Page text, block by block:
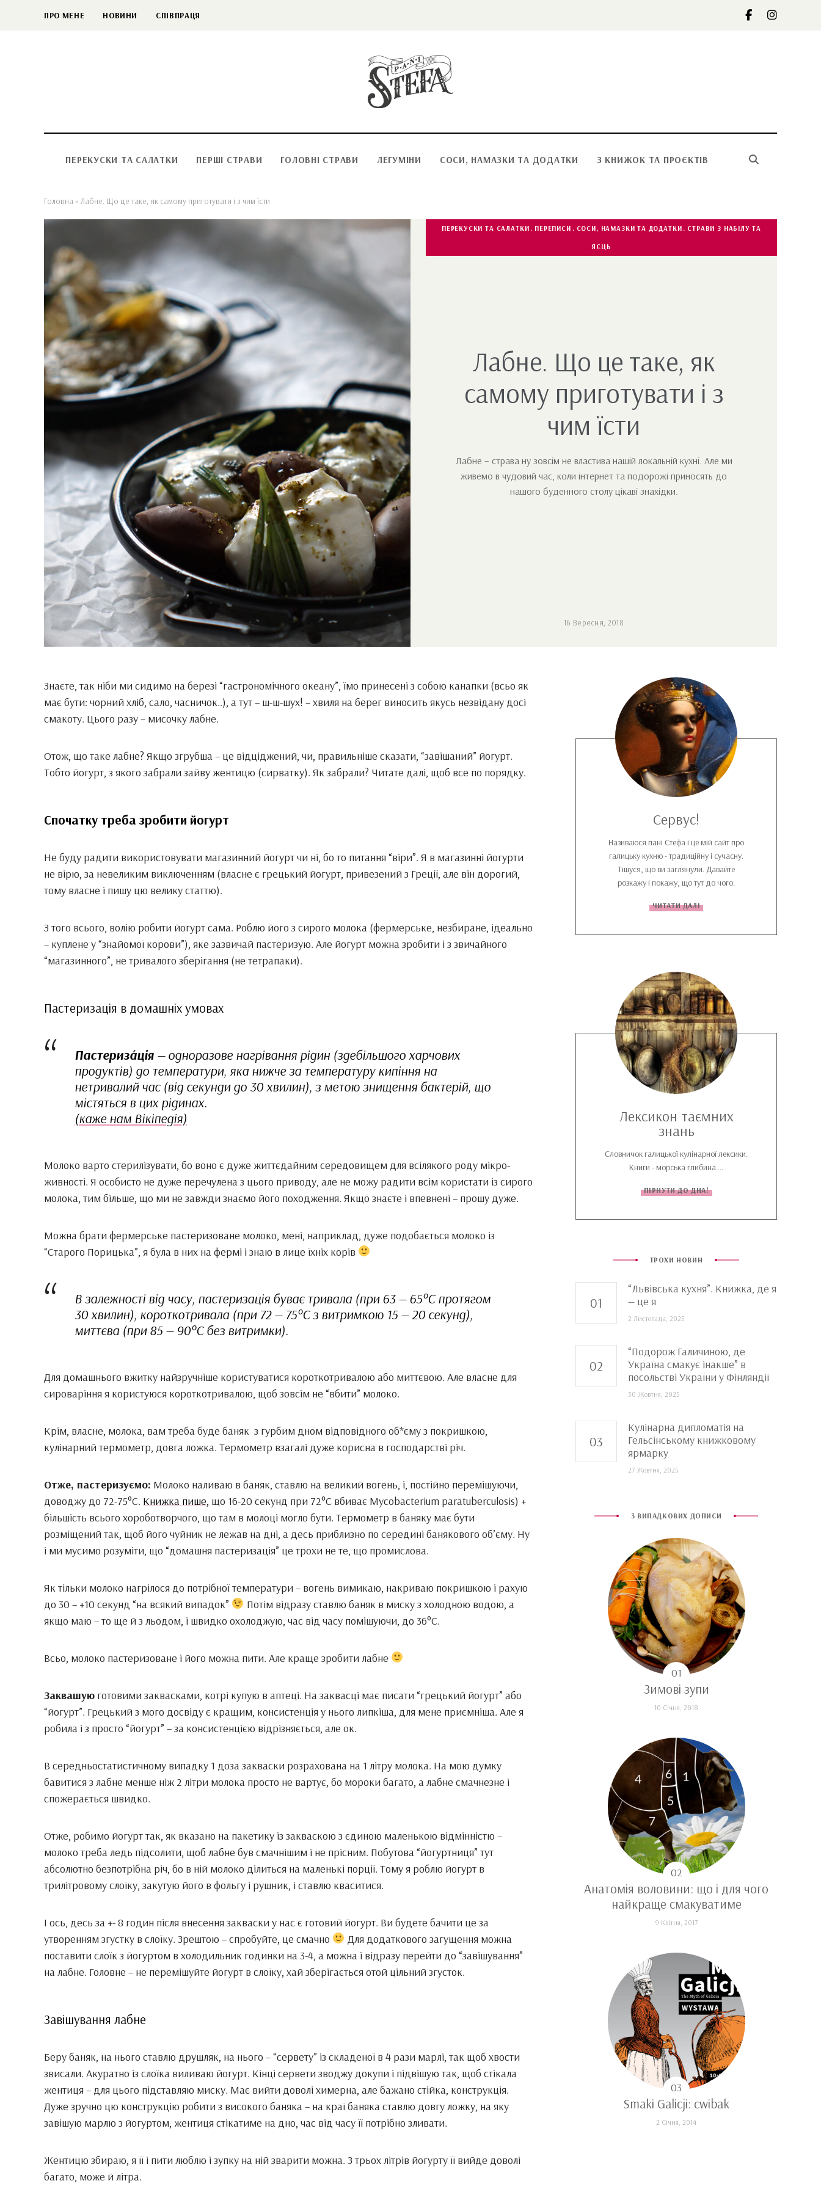
ПРО МЕНЕ НОВИНИ СПІВПРАЦЯ
ПЕРЕКУСКИ ТА САЛАТКИ ПЕРШІ СТРАВИ ГОЛОВНІ СТРАВИ ЛЕГУМІНИ СОСИ, НАМАЗКИ ТА ДОДАТКИ З КНИЖОК ТА ПРОЄКТІВ
Головна » Лабне. Що це таке, як самому приготувати і з чим їсти
ПЕРЕКУСКИ ТА САЛАТКИ ПЕРЕПИСИ СОСИ, НАМАЗКИ ТА ДОДАТКИ СТРАВИ З НАБІЛУ ТА
ЯЄЦЬ
Лабне. Що це таке, як
самому приготувати і з
чим їсти
16 Вересня, 2018
Лабне – страва ну зовсім не властива нашій локальній кухні. Але ми
живемо в чудовий час, коли інтернет та подорожі приносять до
нашого буденного столу цікаві знахідки.
Знаєте, так ніби ми сидимо на березі “гастрономічного океану”, їмо принесені з собою канапки (всьо як
має бути: чорний хліб, сало, часничок..), а тут – ш-ш-шух! – хвиля на берег виносить якусь незвідану досі
смакоту. Цього разу – мисочку лабне.
Отож, що таке лабне? Якщо згрубша – це відціджений, чи, правильніше сказати, “завішаний” йогурт.
Тобто йогурт, з якого забрали зайву жентицю (сирватку). Як забрали? Читате далі, щоб все по порядку.
Спочатку треба зробити йогурт
Не буду радити використовувати магазинний йогурт чи ні, бо то питання “віри”. Я в магазинні йогурти
не вірю, за невеликим виключенням (власне є грецький йогурт, привезений з Греції, але він дорогий,
тому власне і пишу цю велику статтю).
З того всього, волію робити йогурт сама. Роблю його з сирого молока (фермерське, незбиране, ідеально
– куплене у “знайомої корови”), яке зазвичай пастеризую. Але йогурт можна зробити і з звичайного
“магазинного”, не тривалого зберігання (не тетрапаки).
Пастеризація в домашніх умовах
Пастериза́ція — одноразове нагрівання рідин (здебільшого харчових
продуктів) до температури, яка нижче за температуру кипіння на
нетривалий час (від секунди до 30 хвилин), з метою знищення бактерій, що
містяться в цих рідинах.
(каже нам Вікіпедія)
Молоко варто стерилізувати, бо воно є дуже життєдайним середовищем для всілякого роду мікро-
живності. Я особисто не дуже перечулена з цього приводу, але не можу радити всім користати із сирого
молока, тим більше, що ми не завжди знаємо його походження. Якщо знаєте і впевнені – прошу дуже.
Можна брати фермерське пастеризоване молоко, мені, наприклад, дуже подобається молоко із
“Старого Порицька”, я була в них на фермі і знаю в лице їхніх корів
В залежності від часу, пастеризація буває тривала (при 63 — 65°С протягом
30 хвилин), короткотривала (при 72 — 75°С з витримкою 15 — 20 секунд),
миттєва (при 85 — 90°С без витримки).
Для домашнього вжитку найзручніше користуватися короткотривалою або миттєвою. Але власне для
сироваріння я користуюся короткотривалою, щоб зовсім не “вбити” молоко.
Крім, власне, молока, вам треба буде баняк з гурбим дном відповідного об*єму з покришкою,
кулінарний термометр, довга ложка. Термометр взагалі дуже корисна в господарстві річ.
Отже, пастеризуємо: Молоко наливаю в баняк, ставлю на великий вогень, і, постійно перемішуючи,
доводжу до 72-75°С. Книжка пише, що 16-20 секунд при 72°С вбиває Mycobacterium paratuberculosis) +
більшість всього хороботворчого, що там в молоці могло бути. Термометр в баняку має бути
розміщений так, щоб його чуйник не лежав на дні, а десь приблизно по середині банякового об’єму. Ну
і ми мусимо розуміти, що “домашня пастеризація” це трохи не те, що промислова.
Як тільки молоко нагрілося до потрібної температури – вогень вимикаю, накриваю покришкою і рахую
до 30 – +10 секунд “на всякий випадок”
Потім відразу ставлю баняк в миску з холодною водою, а
якщо маю – то ще й з льодом, і швидко охолоджую, час від часу помішуючи, до 36°С.
Всьо, молоко пастеризоване і його можна пити. Але краще зробити лабне
Заквашую готовими заквасками, котрі купую в аптеці. На заквасці має писати “грецький йогурт” або
“йогурт”. Грецький з мого досвіду є кращим, консистенція у нього липкіша, для мене приємніша. Але я
робила і з просто “йогурт” – за консистенцією відрізняється, але ок.
В середньостатистичному випадку 1 доза закваски розрахована на 1 літру молока. На мою думку
бавитися з лабне менше ніж 2 літри молока просто не вартує, бо мороки багато, а лабне смачнезне і
спожерається швидко.
Отже, робимо йогурт так, як вказано на пакетику із закваскою з єдиною маленькою відмінністю –
молоко треба ледь підсолити, щоб лабне був смачнішим і не прісним. Побутова “йогуртниця” тут
абсолютно безпотрібна річ, бо в ній молоко ділиться на маленькі порції. Тому я роблю йогурт в
трилітровому слоїку, закутую його в фольгу і рушник, і ставлю кваситися.
І ось, десь за +- 8 годин після внесення закваски у нас є готовий йогурт. Ви будете бачити це за
утворенням згустку в слоїку. Зрештою – спробуйте, це смачно
Для додаткового загущення можна
поставити слоїк з йогуртом в холодильник годинки на 3-4, а можна і відразу перейти до “завішування”
на лабне. Головне – не перемішуйте йогурт в слоїку, хай зберігається отой цільний згусток.
Завішування лабне
Беру баняк, на нього ставлю друшляк, на нього – “сервету” із складеної в 4 рази марлі, так щоб хвости
звисали. Акуратно із слоїка виливаю йогурт. Кінці сервети зводжу докупи і підвішую так, щоб стікала
жентиця – для цього підставляю миску. Має вийти доволі химерна, але бажано стійка, конструкція.
Дуже зручно цю конструкцію робити з високого баняка – на краї баняка ставлю довгу ложку, на яку
завішую марлю з йогуртом, жентиця стікатиме на дно, час від часу її потрібно зливати.
Жентицю збираю, я її і пити люблю і зупку на ній зварити можна. З трьох літрів йогурту її вийде доволі
багато, може й літра.
Сервус!
Називаюся пані Стефа і це мій сайт про
галицьку кухню - традиційну і сучасну.
Тішуся, що ви заглянули. Давайте
розкажу і покажу, що тут до чого.
ЧИТАТИ ДАЛІ
Лексикон таємних
знань
Словничок галицької кулінарної лексики.
Книги - морська глибина....
ПІРНУТИ ДО ДНА!
ТРОХИ НОВИН
“Львівська кухня”. Книжка, де я
— це я
2 Листопада, 2025
“Подорож Галичиною, де
Україна смакує інакше” в
посольстві України у Фінляндії
30 Жовтня, 2025
Кулінарна дипломатія на
Гельсінському книжковому
ярмарку
27 Жовтня, 2025
3 ВИПАДКОВИХ ДОПИСИ
Зимові зупи
10 Січня, 2018
Анатомія воловини: що і для чого
найкраще смакуватиме
9 Квітня, 2017
Smaki Galicji: cwibak
2 Січня, 2014